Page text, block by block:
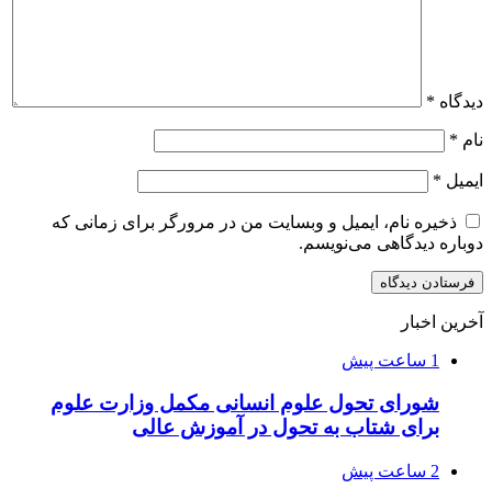
دیدگاه *
نام *
ایمیل *
ذخیره نام، ایمیل و وبسایت من در مرورگر برای زمانی که
دوباره دیدگاهی می‌نویسم.
آخرین اخبار
1 ساعت پیش
شورای تحول علوم انسانی مکمل وزارت علوم
برای شتاب به تحول در آموزش عالی
2 ساعت پیش